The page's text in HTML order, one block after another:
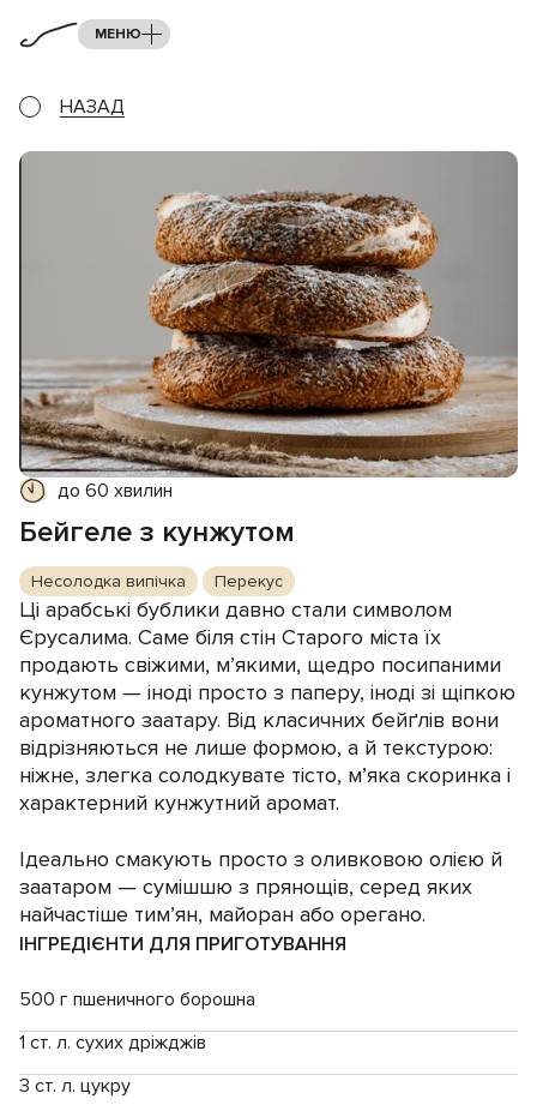
МЕНЮ
НАЗАД
до 60 хвилин
Бейгеле з кунжутом
Несолодка випічка Перекус
Ці арабські бублики давно стали символом
Єрусалима. Саме біля стін Старого міста їх
продають свіжими, м’якими, щедро посипаними
кунжутом — іноді просто з паперу, іноді зі щіпкою
ароматного заатару. Від класичних бейґлів вони
відрізняються не лише формою, а й текстурою:
ніжне, злегка солодкувате тісто, м’яка скоринка і
характерний кунжутний аромат.
Ідеально смакують просто з оливковою олією й
заатаром — сумішшю з прянощів, серед яких
найчастіше тим’ян, майоран або орегано.
ІНГРЕДІЄНТИ ДЛЯ ПРИГОТУВАННЯ
500 г пшеничного борошна
1 ст. л. сухих дріжджів
3 ст. л. цукру